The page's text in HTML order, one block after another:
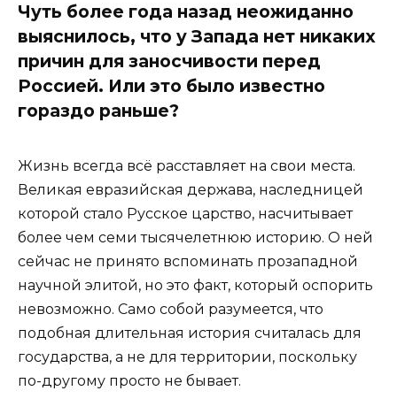
Чуть более года назад неожиданно
выяснилось, что у Запада нет никаких
причин для заносчивости перед
Россией. Или это было известно
гораздо раньше?
Жизнь всегда всё расставляет на свои места.
Великая евразийская держава, наследницей
которой стало Русское царство, насчитывает
более чем семи тысячелетнюю историю. О ней
сейчас не принято вспоминать прозападной
научной элитой, но это факт, который оспорить
невозможно. Само собой разумеется, что
подобная длительная история считалась для
государства, а не для территории, поскольку
по-другому просто не бывает.